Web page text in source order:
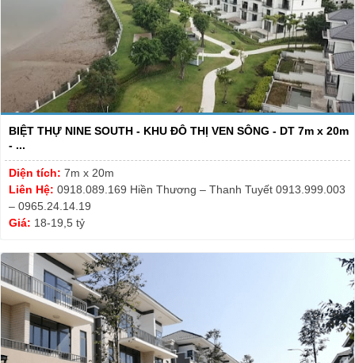
BIỆT THỰ NINE SOUTH - KHU ĐÔ THỊ VEN SÔNG - DT 7m x 20m
- ...
Diện tích: 7m x 20m
Liên Hệ: 0918.089.169 Hiền Thương – Thanh Tuyết 0913.999.003
– 0965.24.14.19
Giá: 18-19,5 tỷ